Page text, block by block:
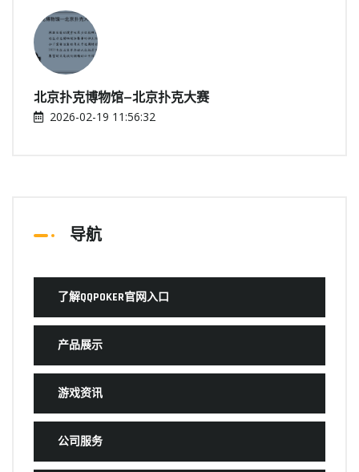
北京扑克博物馆—北京扑克大赛
2026-02-19 11:56:32
导航
了解QQPOKER官网入口
产品展示
游戏资讯
公司服务